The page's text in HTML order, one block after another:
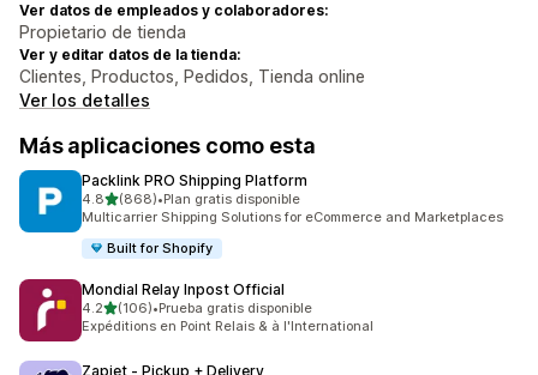
Ver datos de empleados y colaboradores:
Propietario de tienda
Ver y editar datos de la tienda:
Clientes, Productos, Pedidos, Tienda online
Ver los detalles
Más aplicaciones como esta
Packlink PRO Shipping Platform
4.8de 5 estrellas
(868)
868 reseñas en total
•Plan gratis disponible
Multicarrier Shipping Solutions for eCommerce and Marketplaces
Built for Shopify
Mondial Relay Inpost Official
4.2de 5 estrellas
(106)
106 reseñas en total
•Prueba gratis disponible
Expéditions en Point Relais & à l'International
Zapiet ‑ Pickup + Delivery